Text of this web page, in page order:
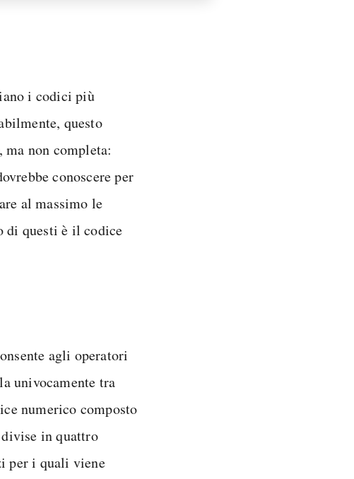
i codici più
questo
ma non completa:
conoscere per
al massimo le
di questi è il codice
agli operatori
univocamente tra
numerico composto
in quattro
per i quali viene